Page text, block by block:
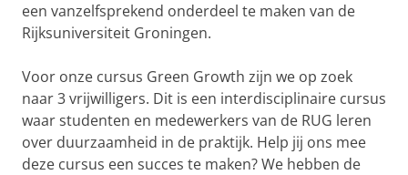
een vanzelfsprekend onderdeel te maken van de
Rijksuniversiteit Groningen.
Voor onze cursus Green Growth zijn we op zoek
naar 3 vrijwilligers. Dit is een interdisciplinaire cursus
waar studenten en medewerkers van de RUG leren
over duurzaamheid in de praktijk. Help jij ons mee
deze cursus een succes te maken? We hebben de